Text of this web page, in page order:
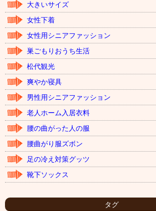
大きいサイズ
女性下着
女性用シニアファッション
巣ごもりおうち生活
松代観光
爽やか寝具
男性用シニアファッション
老人ホーム入居衣料
腰の曲がった人の服
腰曲がり服ズボン
足の冷え対策グッツ
靴下ソックス
タグ